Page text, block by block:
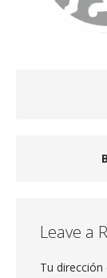
Leave a
Tu